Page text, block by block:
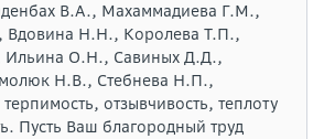
В.А., Махаммадиева Г.М.,
Вдовина Н.Н., Королева Т.П.,
О.Н., Савиных Д.Д.,
Н.В., Стебнева Н.П.,
отзывчивость, теплоту
Пусть Ваш благородный труд